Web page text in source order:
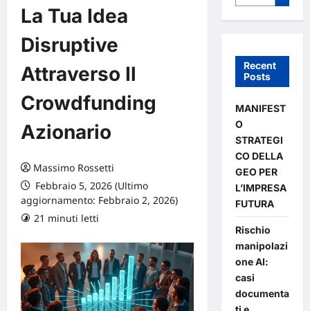
La Tua Idea
Disruptive
Attraverso Il
Crowdfunding
Azionario
Massimo Rossetti
Febbraio 5, 2026 (Ultimo
aggiornamento: Febbraio 2, 2026)
21 minuti letti
Recent
Posts
MANIFEST
O
STRATEGI
CO DELLA
GEO PER
L’IMPRESA
FUTURA
Rischio
manipolazi
one AI:
casi
documenta